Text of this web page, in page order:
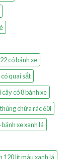
có bánh xe
quai sắt
cây có 8 bánh xe
thùng chứa rác 60l
xe xanh lá
120 lít màu xanh lá